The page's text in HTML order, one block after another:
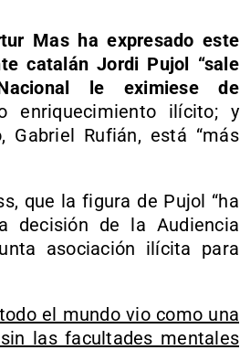
Mas ha expresado este
catalán Jordi Pujol “sale
le eximiese de
enriquecimiento ilícito; y
Gabriel Rufián, está “más
que la figura de Pujol “ha
decisión de la Audiencia
asociación ilícita para
todo el mundo vio como una
las facultades mentales